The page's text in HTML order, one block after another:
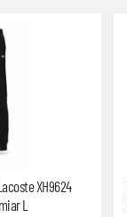
XH9624
L